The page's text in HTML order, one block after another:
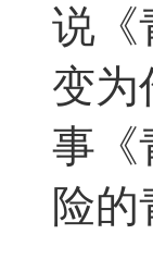
说《
变为
事《
险